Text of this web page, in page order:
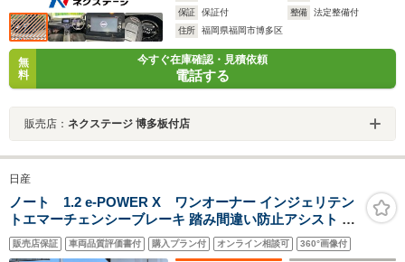
保証
保証付 整備
法定整備付
住所
福岡県福岡市博多区
無
料
今すぐ在庫確認・見積依頼
電話する
販売店： ネクステージ 博多板付店
日産
ノート 1.2 e-POWER X ワンオーナー インジェリテン
トエマーチェンシーブレーキ 踏み間違い防止アシスト フ
ロント&バックソナーレス日産純正ディーラーオプション
ナビ BTオーディオ フルセグTV バックカメラ Pスタート
販売店保証 車両品質評価書付 購入プラン付 オンライン相談可 360°画像付